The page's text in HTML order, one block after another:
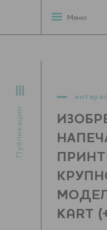
Публикации
Меню
KART